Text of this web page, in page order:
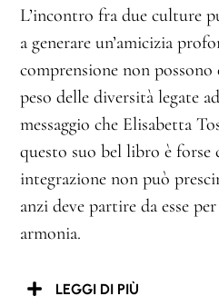
L’incontro fra due culture
a generare un’amicizia
comprensione non
peso delle diversità legate
messaggio che Elisabetta
questo suo bel libro è
integrazione non può
anzi deve partire da esse
armonia.
LEGGI DI PIÙ